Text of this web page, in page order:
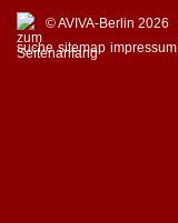
© AVIVA-Berlin 2026
suche sitemap impressum